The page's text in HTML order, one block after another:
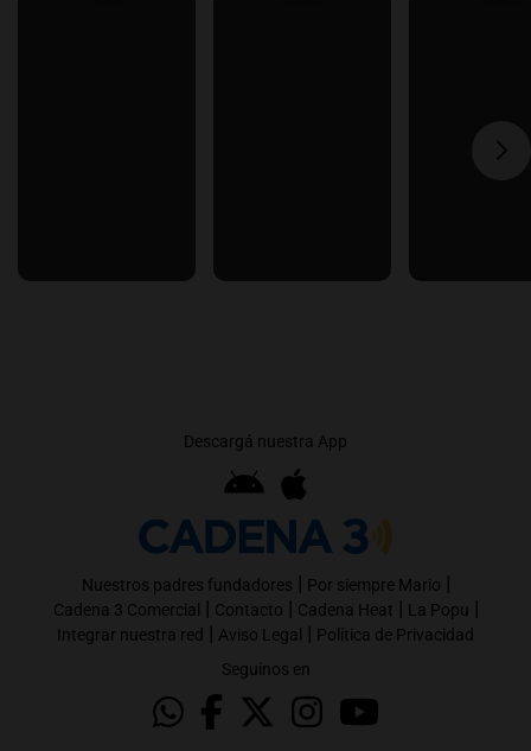
Descargá nuestra App
Nuestros padres fundadores | Por siempre Mario |
Cadena 3 Comercial | Contacto | Cadena Heat | La Popu |
Integrar nuestra red | Aviso Legal | Política de Privacidad
Seguinos en